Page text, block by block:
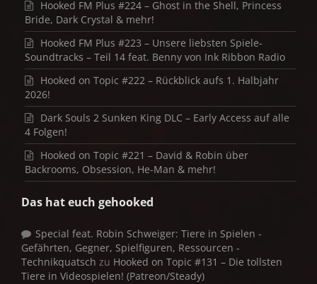
Hooked FM Plus #224 – Ghost in the Shell, Princess
Bride, Dark Crystal & mehr!
Hooked FM Plus #223 – Unsere liebsten Spiele-
Soundtracks – Teil 14 feat. Benny von Ink Ribbon Radio
Hooked on Topic #222 – Rückblick aufs 1. Halbjahr
2026!
Dark Souls 2 Sunken King DLC – Early Access auf alle
4 Folgen!
Hooked on Topic #221 – David & Robin über
Backrooms, Obsession, He-Man & mehr!
Das hat euch gehooked
Special feat. Robin Schweiger: Tiere in Spielen -
Gefährten, Gegner, Spielfiguren, Ressourcen -
Technikquatsch zu Hooked on Topic #131 – Die tollsten
Tiere in Videospielen! (Patreon/Steady)